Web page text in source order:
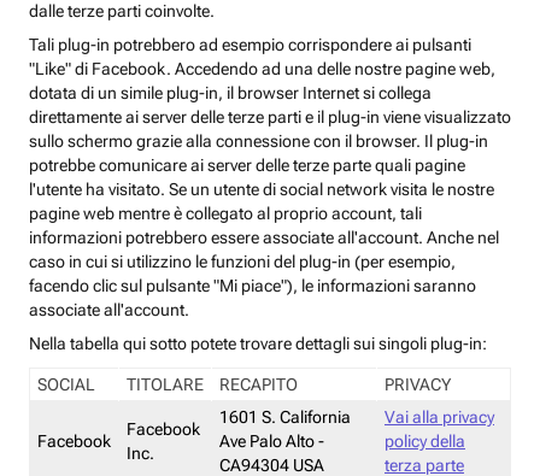
dalle terze parti coinvolte.
Tali plug-in potrebbero ad esempio corrispondere ai pulsanti
"Like" di Facebook. Accedendo ad una delle nostre pagine web,
dotata di un simile plug-in, il browser Internet si collega
direttamente ai server delle terze parti e il plug-in viene visualizzato
sullo schermo grazie alla connessione con il browser. Il plug-in
potrebbe comunicare ai server delle terze parte quali pagine
l'utente ha visitato. Se un utente di social network visita le nostre
pagine web mentre è collegato al proprio account, tali
informazioni potrebbero essere associate all'account. Anche nel
caso in cui si utilizzino le funzioni del plug-in (per esempio,
facendo clic sul pulsante "Mi piace"), le informazioni saranno
associate all'account.
Nella tabella qui sotto potete trovare dettagli sui singoli plug-in:
SOCIAL TITOLARE RECAPITO PRIVACY
Facebook
Facebook
Inc.
1601 S. California
Ave Palo Alto -
CA94304 USA
Vai alla privacy
policy della
terza parte